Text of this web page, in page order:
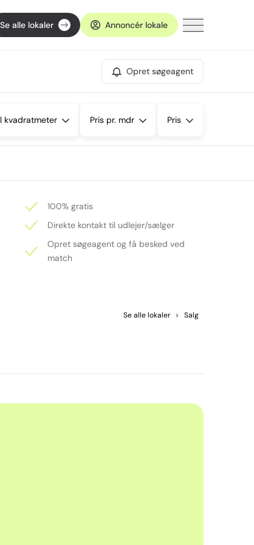
Se alle lokaler Annoncér lokale
Opret søgeagent
kvadratmeter Pris pr. mdr Pris
100% gratis
Direkte kontakt til udlejer/sælger
Opret søgeagent og få besked ved
match
Se alle lokaler > Salg